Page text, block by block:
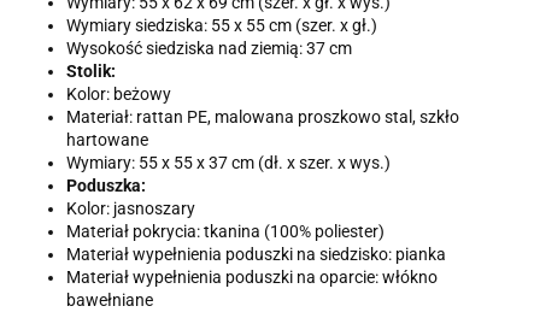
Wymiary siedziska: 55 x 55 cm (szer. x gł.)
Wysokość siedziska nad ziemią: 37 cm
Stolik:
Kolor: beżowy
Materiał: rattan PE, malowana proszkowo stal, szkło
hartowane
Wymiary: 55 x 55 x 37 cm (dł. x szer. x wys.)
Poduszka:
Kolor: jasnoszary
Materiał pokrycia: tkanina (100% poliester)
Materiał wypełnienia poduszki na siedzisko: pianka
Materiał wypełnienia poduszki na oparcie: włókno
bawełniane